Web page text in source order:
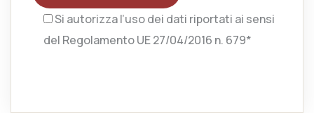
Si autorizza l’uso dei dati riportati ai sensi
del Regolamento UE 27/04/2016 n. 679*